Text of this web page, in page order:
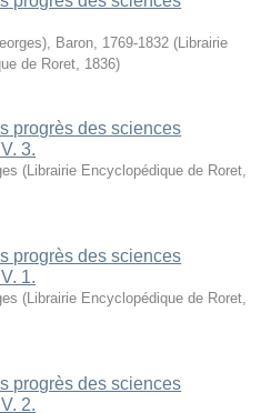
Baron, 1769-1832 ( Librairie
de Roret 1836)
progrès des sciences
3.
( Librairie Encyclopédique de Roret
progrès des sciences
1.
( Librairie Encyclopédique de Roret
progrès des sciences
2.